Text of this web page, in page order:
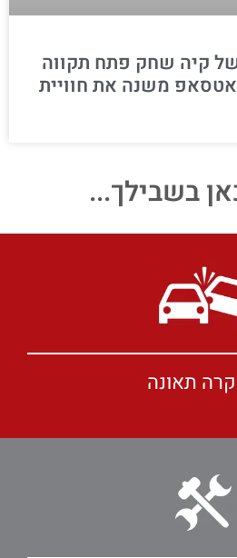
קיה שחק פתח תקווה
משנה את חוויית
בשבילך...
תאונה